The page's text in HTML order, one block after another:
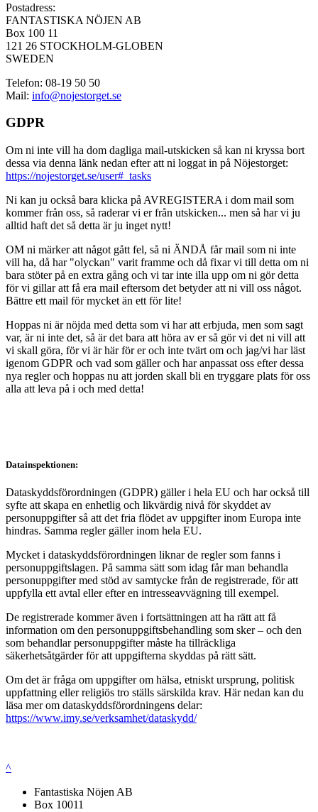
Postadress:
FANTASTISKA NÖJEN AB
Box 100 11
121 26 STOCKHOLM-GLOBEN
SWEDEN
Telefon: 08-19 50 50
Mail: info@nojestorget.se
GDPR
Om ni inte vill ha dom dagliga mail-utskicken så kan ni kryssa bort
dessa via denna länk nedan efter att ni loggat in på Nöjestorget:
https://nojestorget.se/user#_tasks
Ni kan ju också bara klicka på AVREGISTERA i dom mail som
kommer från oss, så raderar vi er från utskicken... men så har vi ju
alltid haft det så detta är ju inget nytt!
OM ni märker att något gått fel, så ni ÄNDÅ får mail som ni inte
vill ha, då har "olyckan" varit framme och då fixar vi till detta om ni
bara stöter på en extra gång och vi tar inte illa upp om ni gör detta
för vi gillar att få era mail eftersom det betyder att ni vill oss något.
Bättre ett mail för mycket än ett för lite!
Hoppas ni är nöjda med detta som vi har att erbjuda, men som sagt
var, är ni inte det, så är det bara att höra av er så gör vi det ni vill att
vi skall göra, för vi är här för er och inte tvärt om och jag/vi har läst
igenom GDPR och vad som gäller och har anpassat oss efter dessa
nya regler och hoppas nu att jorden skall bli en tryggare plats för oss
alla att leva på i och med detta!
Datainspektionen:
Dataskyddsförordningen (GDPR) gäller i hela EU och har också till
syfte att skapa en enhetlig och likvärdig nivå för skyddet av
personuppgifter så att det fria flödet av uppgifter inom Europa inte
hindras. Samma regler gäller inom hela EU.
Mycket i dataskyddsförordningen liknar de regler som fanns i
personuppgiftslagen. På samma sätt som idag får man behandla
personuppgifter med stöd av samtycke från de registrerade, för att
uppfylla ett avtal eller efter en intresseavvägning till exempel.
De registrerade kommer även i fortsättningen att ha rätt att få
information om den personuppgiftsbehandling som sker – och den
som behandlar personuppgifter måste ha tillräckliga
säkerhetsåtgärder för att uppgifterna skyddas på rätt sätt.
Om det är fråga om uppgifter om hälsa, etniskt ursprung, politisk
uppfattning eller religiös tro ställs särskilda krav. Här nedan kan du
läsa mer om dataskyddsförordningens delar:
https://www.imy.se/verksamhet/dataskydd/
^
Fantastiska Nöjen AB
Box 10011